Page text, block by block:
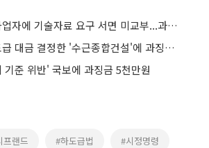
'에이디티' 수급사업자에 기술자료 요구 서면 미교부...과징금 1.1억 부과
공정위, 부당 하도급 대금 결정한 '수근종합건설'에 과징금 4200만원
준 위반' 국보에 과징금 5천만원
프랜드 #하도급법 #시정명령